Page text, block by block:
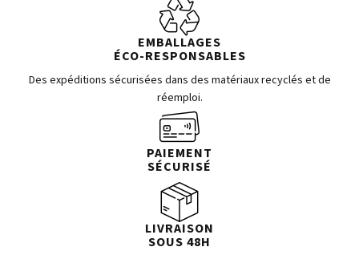
EMBALLAGES
ÉCO-RESPONSABLES
Des expéditions sécurisées dans des matériaux recyclés et de
réemploi.
PAIEMENT
SÉCURISÉ
LIVRAISON
SOUS 48H